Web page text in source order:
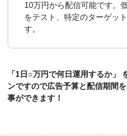
10万円から配信可能です。
をテスト、特定のターゲッ
す。
「1日○万円で何日運用するか」
ンですので広告予算と配信期間
事ができます！